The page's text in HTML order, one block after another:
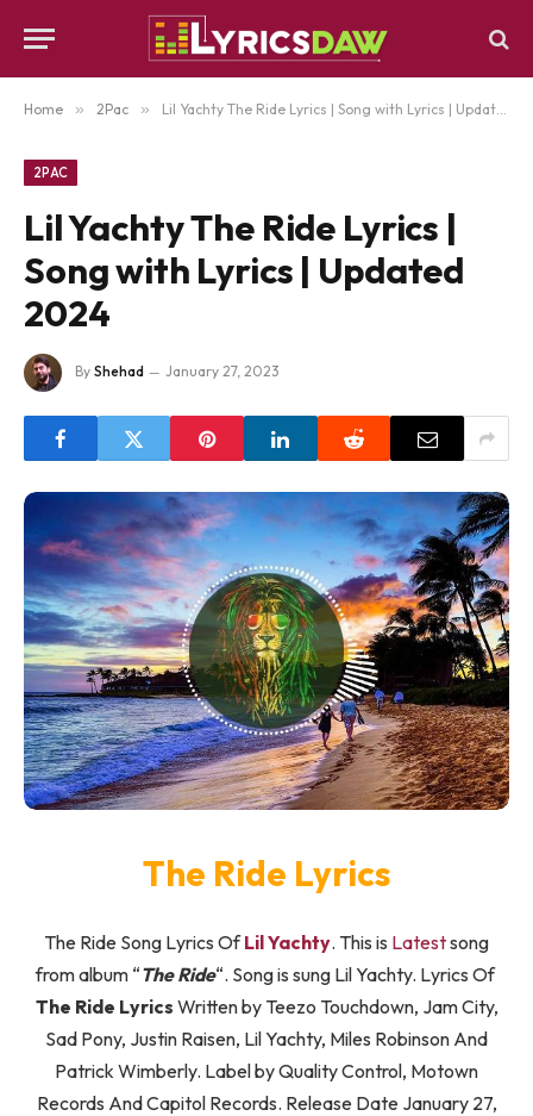
Home » 2Pac » Lil Yachty ​​The Ride Lyrics | Song with Lyrics | Updated 2024
2PAC
Lil Yachty ​​The Ride Lyrics |
Song with Lyrics | Updated
2024
By Shehad January 27, 2023
​​The Ride Lyrics
The Ride Song Lyrics OfLil Yachty. This is Latestsong
from album “​The Ride“. Song is sung Lil Yachty. Lyrics Of ​​
The Ride Lyrics Written by Teezo Touchdown, Jam City,
Sad Pony, Justin Raisen, Lil Yachty, Miles Robinson And
Patrick Wimberly. Label by Quality Control, Motown
Records And Capitol Records. Release Date January 27,